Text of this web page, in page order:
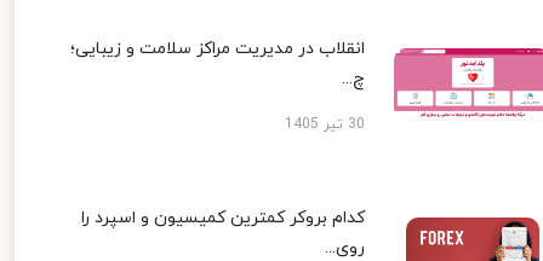
انقلاب در مدیریت مراکز سلامت و زیبایی؛
چ...
30 تیر 1405
کدام بروکر کمترین کمیسیون و اسپرد را
روی...